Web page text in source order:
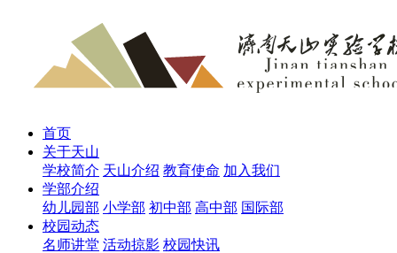
首页
关于天山
学校简介 天山介绍 教育使命 加入我们
学部介绍
幼儿园部 小学部 初中部 高中部 国际部
校园动态
名师讲堂 活动掠影 校园快讯